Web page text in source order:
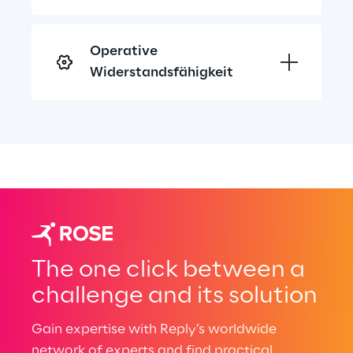
Operative
Widerstandsfähigkeit
The one click between a
challenge and its solution
Gain expertise with Reply’s worldwide